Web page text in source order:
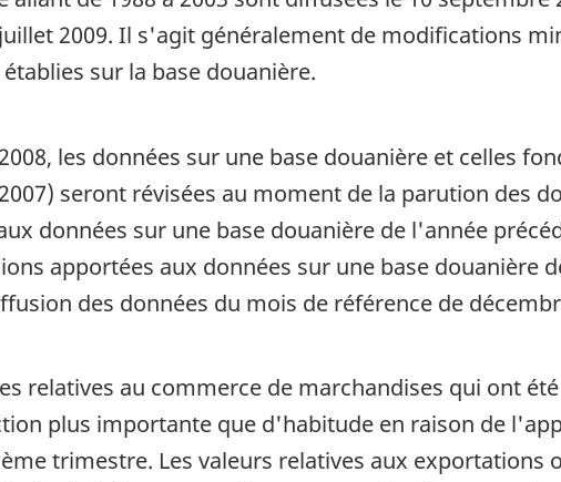
2009. Il s'agit généralement de modifications
sur la base douanière.
les données sur une base douanière et celles
seront révisées au moment de la parution des
données sur une base douanière de l'année
apportées aux données sur une base douanière
des données du mois de référence de
relatives au commerce de marchandises qui ont
plus importante que d'habitude en raison de
trimestre. Les valeurs relatives aux exportations